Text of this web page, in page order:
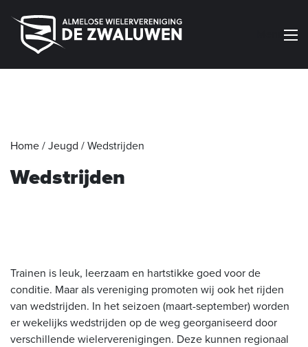
Home / Jeugd / Wedstrijden
Wedstrijden
Trainen is leuk, leerzaam en hartstikke goed voor de
conditie. Maar als vereniging promoten wij ook het rijden
van wedstrijden. In het seizoen (maart-september) worden
er wekelijks wedstrijden op de weg georganiseerd door
verschillende wielerverenigingen. Deze kunnen regionaal